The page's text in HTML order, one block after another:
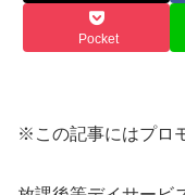
Pocket
※この記事にはプロ